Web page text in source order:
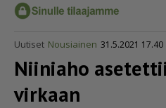
Uutiset Nousiainen 31.5.2021 17.40
Niiniaho
virkaan